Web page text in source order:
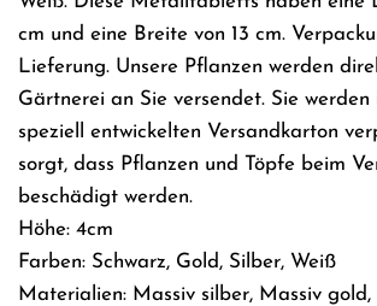
cm und eine Breite von 13 cm.
Lieferung. Unsere Pflanzen werden
Gärtnerei an Sie versendet. Sie werden
speziell entwickelten Versandkarton
sorgt, dass Pflanzen und Töpfe beim
beschädigt werden.
Höhe: 4cm
Farben: Schwarz, Gold, Silber, Weiß
Materialien: Massiv silber, Massiv gold,